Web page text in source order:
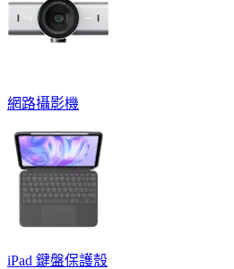
網路攝影機
iPad 鍵盤保護殼